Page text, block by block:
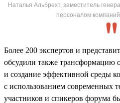
Наталья Альбрехт, заместитель
персоналом
Более 200 экспертов и
обсудили также трансформацию
и создание эффективной среды
с использованием современных
участников и спикеров форума